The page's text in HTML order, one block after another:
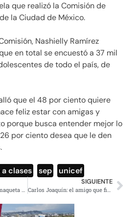
que realizó la Comisión de
la Ciudad de México.
Nashielly Ramírez
en total se encuestó a 37 mil
de todo el país, de
que el 48 por ciento quiere
feliz estar con amigas y
porque busca entender mejor lo
por ciento desea que le den
clases sep unicef
Video: Gato destruye maqueta de niño durante exposición virtual
SIGUIENTE
Carlos Joaquín: el amigo que financia a Aguilar Camín